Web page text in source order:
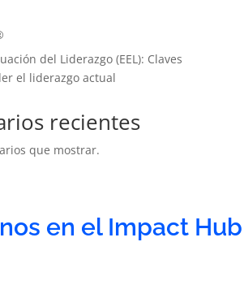
del Liderazgo (EEL): Claves
el liderazgo actual
recientes
que mostrar.
en el Impact Hub